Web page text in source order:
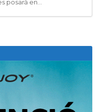
posarà en...